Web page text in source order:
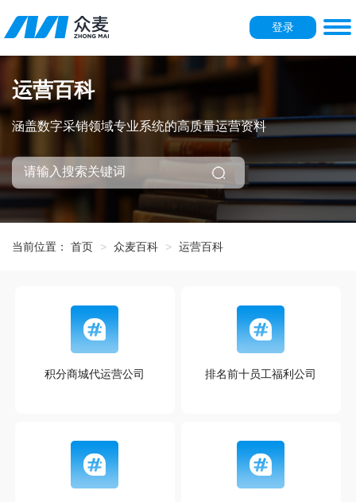
登录
运营百科
涵盖数字采销领域专业系统的高质量运营资料
当前位置： 首页 众麦百科 运营百科
积分商城代运营公司 排名前十员工福利公司